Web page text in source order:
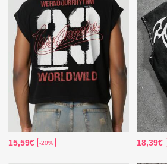
15,59€ -20% 18,39€